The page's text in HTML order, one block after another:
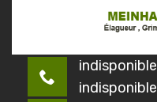
indisponible
indisponible